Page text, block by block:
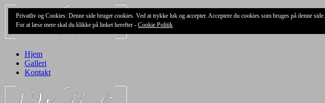
Skip
content
Hjem
Galleri
Kontakt
Privatliv og Cookies: Denne side bruger cookies. Ved at trykke luk og accepter. Acceptere du cookies som bruges på denne side.
For at læse mere skal du klikke på linket herefter - Cookie Politik